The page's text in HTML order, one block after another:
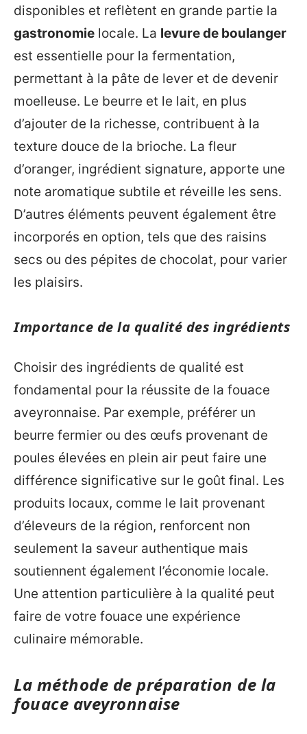
disponibles et reflètent en grande partie la
gastronomie locale. La levure de boulanger
est essentielle pour la fermentation,
permettant à la pâte de lever et de devenir
moelleuse. Le beurre et le lait, en plus
d’ajouter de la richesse, contribuent à la
texture douce de la brioche. La fleur
d’oranger, ingrédient signature, apporte une
note aromatique subtile et réveille les sens.
D’autres éléments peuvent également être
incorporés en option, tels que des raisins
secs ou des pépites de chocolat, pour varier
les plaisirs.
Importance de la qualité des ingrédients
Choisir des ingrédients de qualité est
fondamental pour la réussite de la fouace
aveyronnaise. Par exemple, préférer un
beurre fermier ou des œufs provenant de
poules élevées en plein air peut faire une
différence significative sur le goût final. Les
produits locaux, comme le lait provenant
d’éleveurs de la région, renforcent non
seulement la saveur authentique mais
soutiennent également l’économie locale.
Une attention particulière à la qualité peut
faire de votre fouace une expérience
culinaire mémorable.
La méthode de préparation de la
fouace aveyronnaise